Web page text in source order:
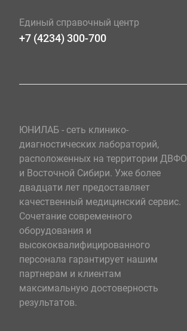
Единый справочный центр
+7 (4234) 300-700
ЮНИЛАБ - сеть клинико-
диагностических лабораторий,
расположенных на территории ДВФО
и Восточной Сибири. Уже более
двадцати лет предоставляет
качественный медицинский сервис.
Сочетание современного
оборудования и
высококвалифицированного
персонала гарантирует нашим
партнерам и клиентам
максимальную достоверность
результатов.